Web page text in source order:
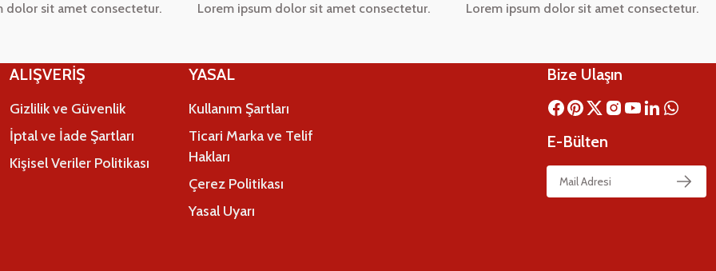
dolor sit amet consectetur. Lorem ipsum dolor sit amet consectetur. Lorem ipsum dolor sit amet consectetur.
ALIŞVERİŞ
Gizlilik ve Güvenlik
İptal ve İade Şartları
Kişisel Veriler Politikası
YASAL
Kullanım Şartları
Ticari Marka ve Telif
Hakları
Çerez Politikası
Yasal Uyarı
Bize Ulaşın
E-Bülten